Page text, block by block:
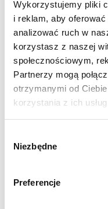
Wykorzystujemy pliki
i reklam, aby
analizować ruch w
korzystasz z naszej
społecznościowym,
Partnerzy mogą
otrzymanymi od
korzystania z ich
zgody
Niezbędne
Preferencje
4 duże ziemniaki
1 łyżeczka soli